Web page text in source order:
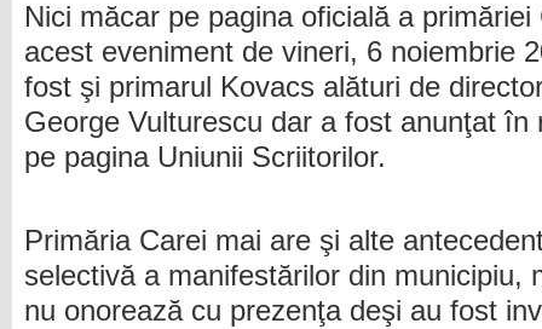
Nici măcar pe pagina oficială a
acest eveniment de vineri, 6 noiembrie
fost şi primarul Kovacs alături de
George Vulturescu dar a fost anunţat
pe pagina Uniunii Scriitorilor.
Primăria Carei mai are şi alte
selectivă a manifestărilor din municipiu,
nu onorează cu prezenţa deşi au fost